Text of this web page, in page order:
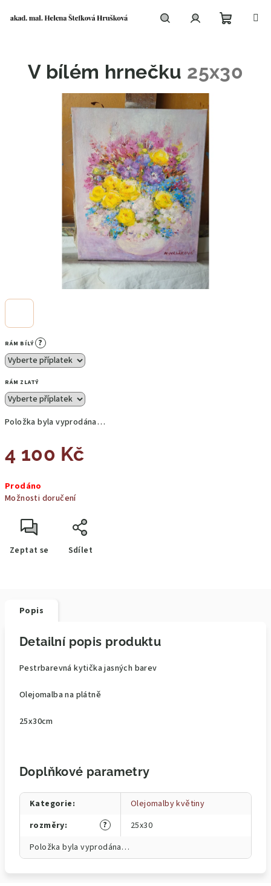
košík
RÁM BÍLÝ ?
RÁM ZLATÝ
Položka byla vyprodána…
4 100 Kč
cena:
Prodáno
Možnosti doručení
Zeptat se Sdílet
V bílém hrnečku 25x30
Popis
Detailní popis produktu
Pestrbarevná kytička jasných barev
Olejomalba na plátně
25x30cm
Doplňkové parametry
Kategorie:
Olejomalby květiny
?
rozměry:
25x30
Položka byla vyprodána…